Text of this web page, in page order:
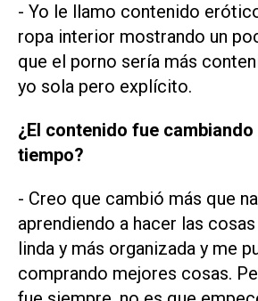
- Yo le llamo contenido
ropa interior mostrando un
que el porno sería más
yo sola pero explícito.
¿El contenido fue
tiempo?
- Creo que cambió más que
aprendiendo a hacer las
linda y más organizada y me
comprando mejores cosas.